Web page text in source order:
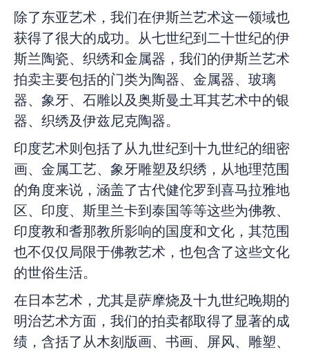
除了东亚艺术，我们在伊斯兰艺术这一领域也
获得了很大的成功。从七世纪到二十世纪的伊
斯兰陶瓷、织绣和金属器，我们的伊斯兰艺术
拍卖主要包括的门类为陶器、金属器、玻璃
器、象牙、石雕以及奥斯曼土耳其艺术中的银
器、织绣及伊兹尼克陶器。
印度艺术则包括了从九世纪到十九世纪的细密
画、金属工艺、象牙雕塑及织绣，从地理范围
的角度来说，涵盖了古代健佗罗到喜马拉雅地
区、印度、斯里兰卡到泰国等等这些为佛教、
印度教和耆那教所影响的国度和文化，其范围
也不仅仅局限于佛教艺术，也包含了这些文化
的世俗生活。
在日本艺术，尤其是萨摩烧及十九世纪晚期的
明治艺术方面，我们的拍卖都取得了显著的成
绩，含括了从木刻版画、书画、屏风、雕塑、